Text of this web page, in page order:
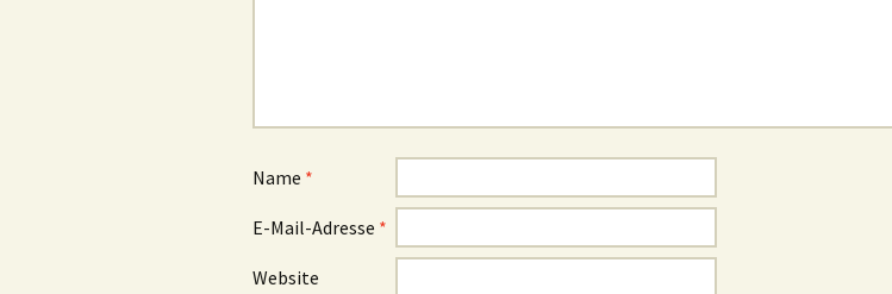
Name *
E-Mail-Adresse *
Website